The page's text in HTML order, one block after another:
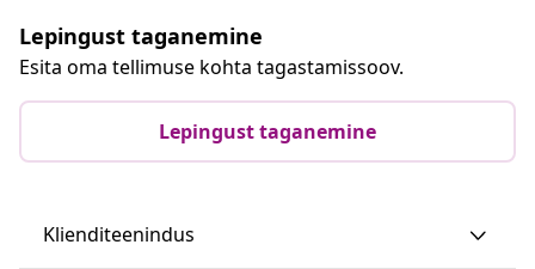
Lepingust taganemine
Esita oma tellimuse kohta tagastamissoov.
Lepingust taganemine
Klienditeenindus